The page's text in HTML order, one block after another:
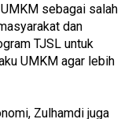
sebagai salah
dan
TJSL untuk
UMKM agar lebih
Zulhamdi juga